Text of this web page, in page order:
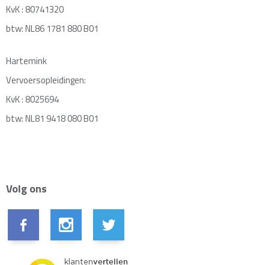
KvK : 80741320
btw: NL86 1781 880 B01
Hartemink
Vervoersopleidingen:
KvK : 8025694
btw: NL81 9418 080 B01
Volg ons